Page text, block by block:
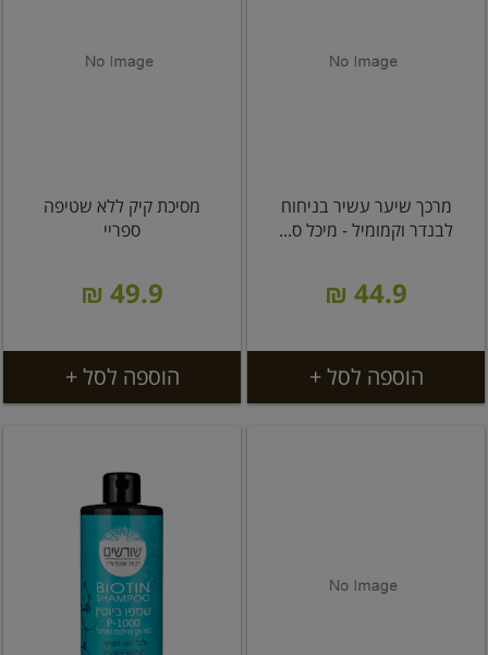
מרכך שיער עשיר בניחוח
לבנדר וקמומיל - מיכל ס...
44.9 ₪
הוספה לסל +
מסיכת קיק ללא שטיפה
ספריי
49.9 ₪
הוספה לסל +